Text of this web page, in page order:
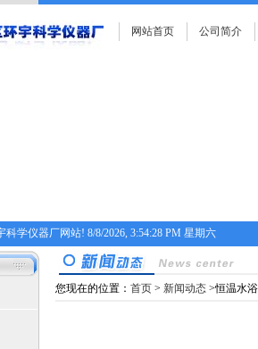
网站首页 公司简介
科学仪器厂网站! 8/8/2026, 3:54:28 PM 星期六
您现在的位置： 首页 > 新闻动态 >恒温水